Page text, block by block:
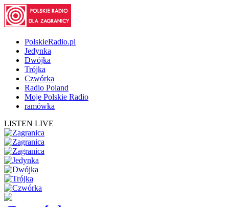
PolskieRadio.pl
Jedynka
Dwójka
Trójka
Czwórka
Radio Poland
Moje Polskie Radio
ramówka
LISTEN LIVE